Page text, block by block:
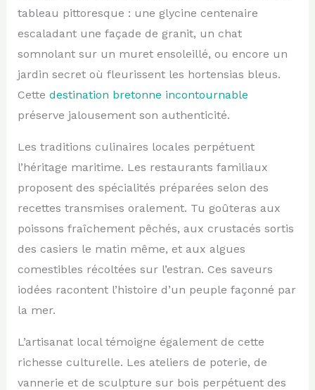
tableau pittoresque : une glycine centenaire
escaladant une façade de granit, un chat
somnolant sur un muret ensoleillé, ou encore un
jardin secret où fleurissent les hortensias bleus.
Cette destination bretonne incontournable
préserve jalousement son authenticité.
Les traditions culinaires locales perpétuent
l’héritage maritime. Les restaurants familiaux
proposent des spécialités préparées selon des
recettes transmises oralement. Tu goûteras aux
poissons fraîchement pêchés, aux crustacés sortis
des casiers le matin même, et aux algues
comestibles récoltées sur l’estran. Ces saveurs
iodées racontent l’histoire d’un peuple façonné par
la mer.
L’artisanat local témoigne également de cette
richesse culturelle. Les ateliers de poterie, de
vannerie et de sculpture sur bois perpétuent des